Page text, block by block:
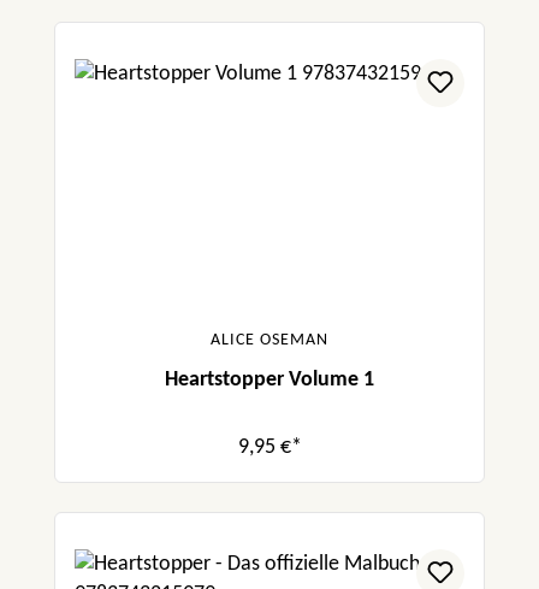
ALICE OSEMAN
Heartstopper Volume 1
9,95 €*